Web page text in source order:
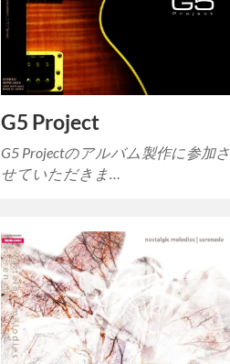
G5 Project
G5 Projectのアルバム製作に参加さ
せていただきま…